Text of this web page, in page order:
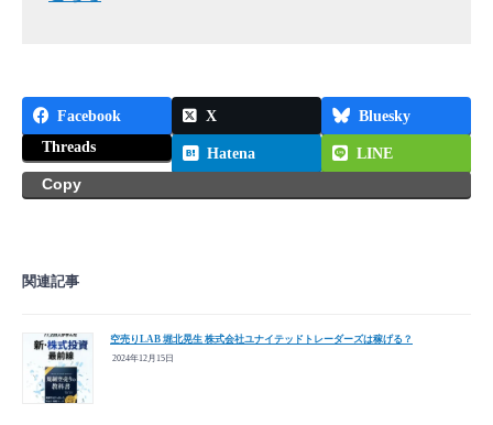
Facebook X
Bluesky
Threads
Hatena
LINE
Copy
関連記事
空売りLAB 堀北晃生 株式会社ユナイテッドトレーダーズは稼げる？
2024年12月15日